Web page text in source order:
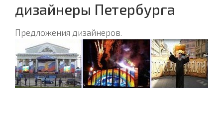
дизайнеры Петербурга
Предложения дизайнеров.